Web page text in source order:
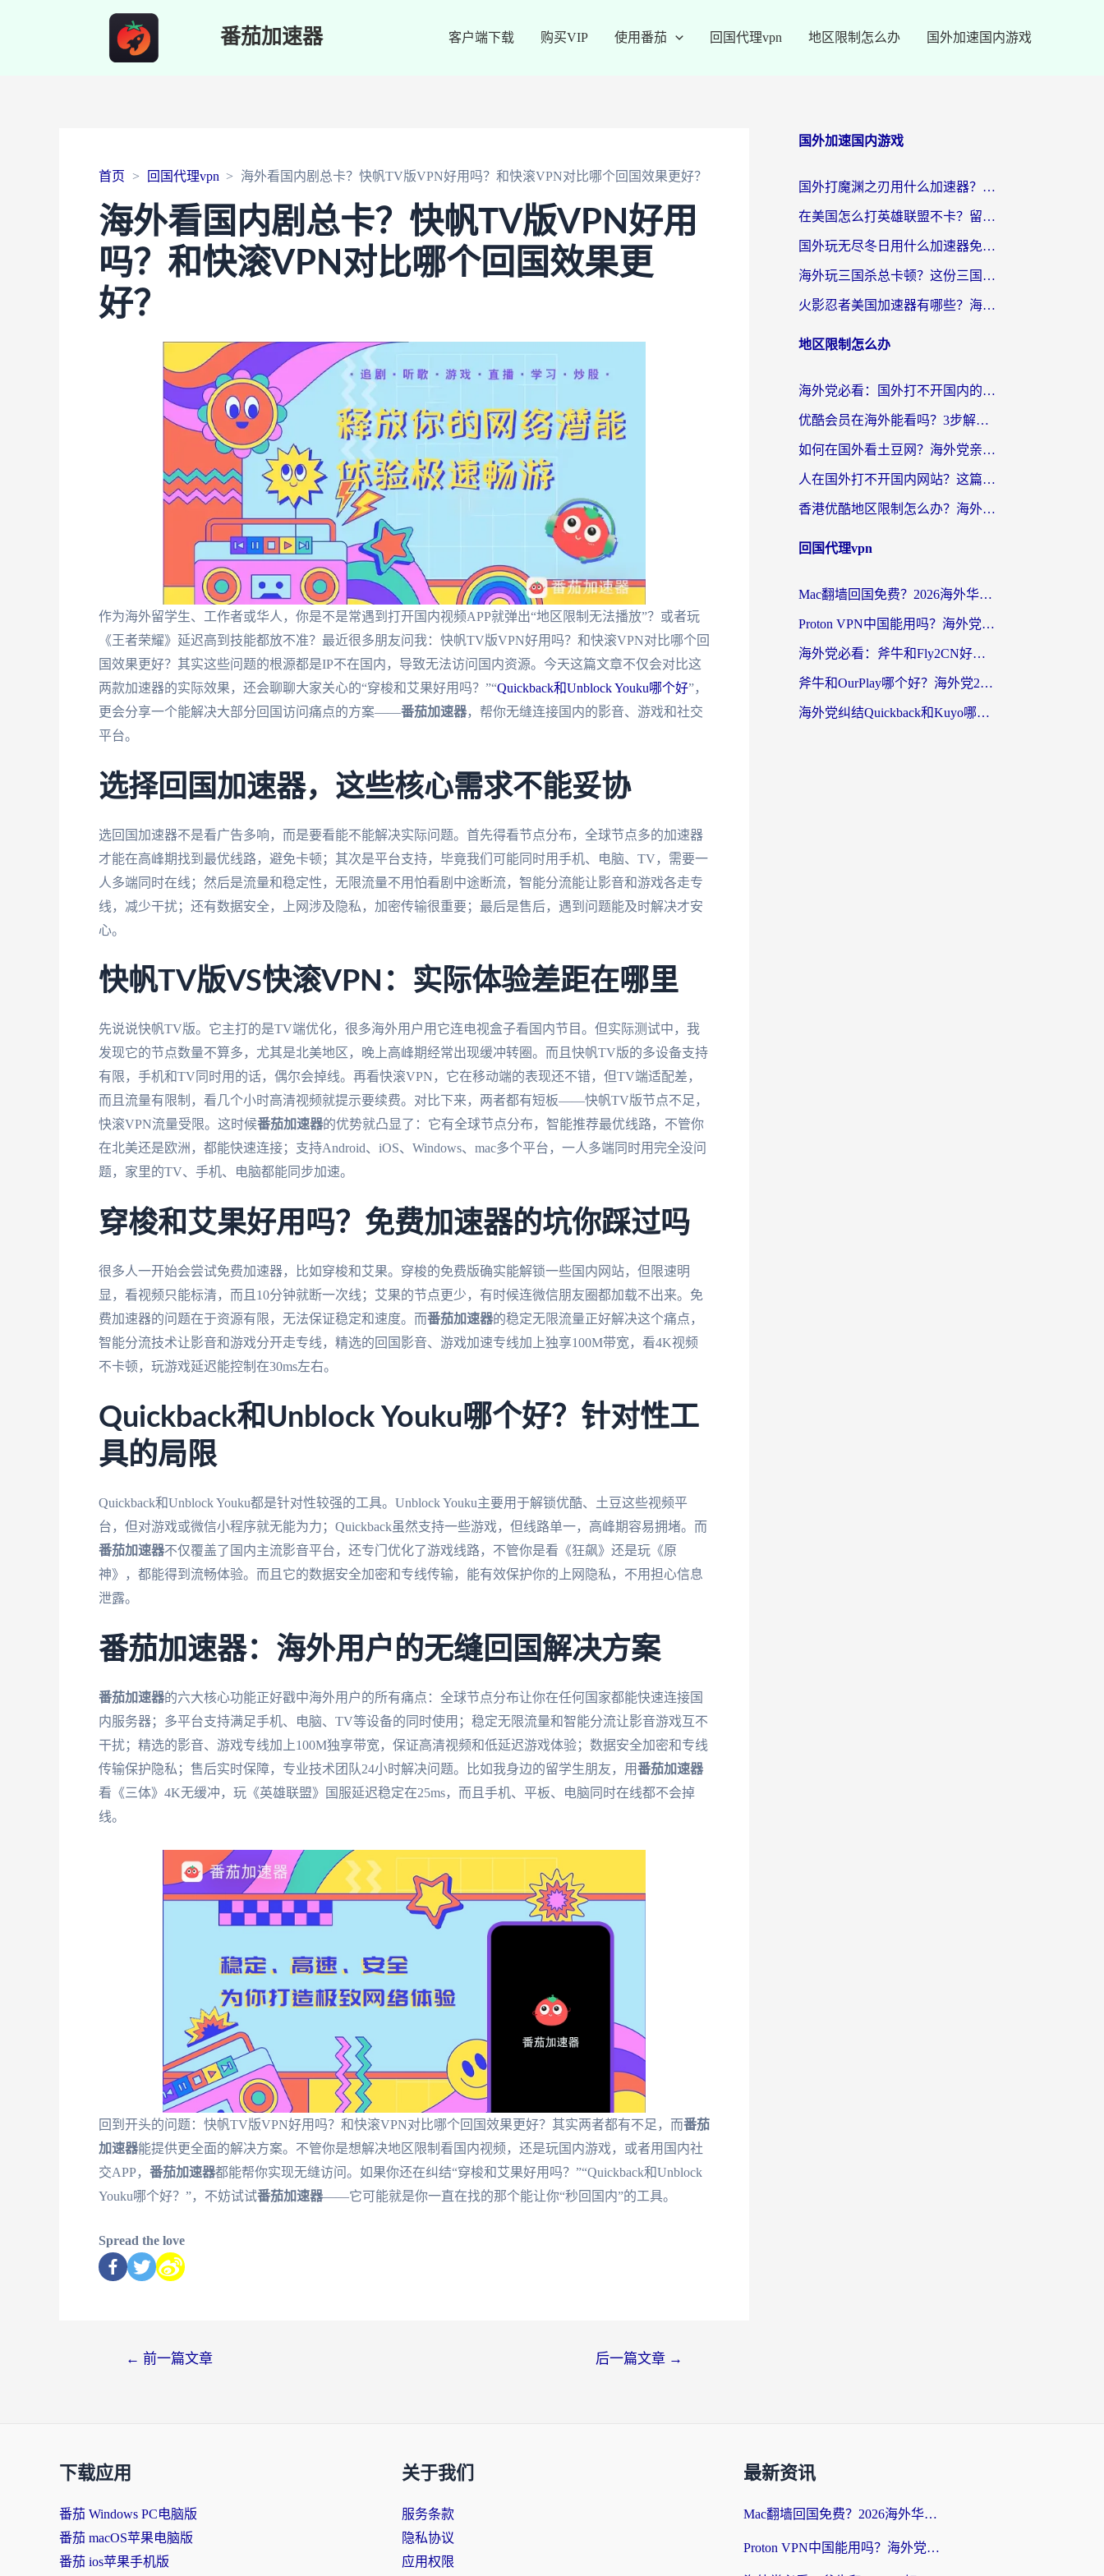
番茄加速器 客户端下载 购买VIP 使用番茄 回国代理vpn 地区限制怎么办 国外加速国内游戏
首页 回国代理vpn 海外看国内剧总卡？快帆TV版VPN好用吗？和快滚VPN对比哪个回国效果更好？
海外看国内剧总卡？快帆TV版VPN好用
吗？和快滚VPN对比哪个回国效果更
好？
作为海外留学生、工作者或华人，你是不是常遇到打开国内视频APP就弹出“地区限制无法播放”？或者玩
《王者荣耀》延迟高到技能都放不准？最近很多朋友问我：快帆TV版VPN好用吗？和快滚VPN对比哪个回
国效果更好？其实这些问题的根源都是IP不在国内，导致无法访问国内资源。今天这篇文章不仅会对比这
两款加速器的实际效果，还会聊聊大家关心的“穿梭和艾果好用吗？”“Quickback和Unblock Youku哪个好”，
更会分享一个能解决大部分回国访问痛点的方案——番茄加速器，帮你无缝连接国内的影音、游戏和社交
平台。
选择回国加速器，这些核心需求不能妥协
选回国加速器不是看广告多响，而是要看能不能解决实际问题。首先得看节点分布，全球节点多的加速器
才能在高峰期找到最优线路，避免卡顿；其次是平台支持，毕竟我们可能同时用手机、电脑、TV，需要一
人多端同时在线；然后是流量和稳定性，无限流量不用怕看剧中途断流，智能分流能让影音和游戏各走专
线，减少干扰；还有数据安全，上网涉及隐私，加密传输很重要；最后是售后，遇到问题能及时解决才安
心。
快帆TV版VS快滚VPN：实际体验差距在哪里
先说说快帆TV版。它主打的是TV端优化，很多海外用户用它连电视盒子看国内节目。但实际测试中，我
发现它的节点数量不算多，尤其是北美地区，晚上高峰期经常出现缓冲转圈。而且快帆TV版的多设备支持
有限，手机和TV同时用的话，偶尔会掉线。再看快滚VPN，它在移动端的表现还不错，但TV端适配差，
而且流量有限制，看几个小时高清视频就提示要续费。对比下来，两者都有短板——快帆TV版节点不足，
快滚VPN流量受限。这时候番茄加速器的优势就凸显了：它有全球节点分布，智能推荐最优线路，不管你
在北美还是欧洲，都能快速连接；支持Android、iOS、Windows、mac多个平台，一人多端同时用完全没问
题，家里的TV、手机、电脑都能同步加速。
穿梭和艾果好用吗？免费加速器的坑你踩过吗
很多人一开始会尝试免费加速器，比如穿梭和艾果。穿梭的免费版确实能解锁一些国内网站，但限速明
显，看视频只能标清，而且10分钟就断一次线；艾果的节点更少，有时候连微信朋友圈都加载不出来。免
费加速器的问题在于资源有限，无法保证稳定和速度。而番茄加速器的稳定无限流量正好解决这个痛点，
智能分流技术让影音和游戏分开走专线，精选的回国影音、游戏加速专线加上独享100M带宽，看4K视频
不卡顿，玩游戏延迟能控制在30ms左右。
Quickback和Unblock Youku哪个好？针对性工
具的局限
Quickback和Unblock Youku都是针对性较强的工具。Unblock Youku主要用于解锁优酷、土豆这些视频平
台，但对游戏或微信小程序就无能为力；Quickback虽然支持一些游戏，但线路单一，高峰期容易拥堵。而
番茄加速器不仅覆盖了国内主流影音平台，还专门优化了游戏线路，不管你是看《狂飙》还是玩《原
神》，都能得到流畅体验。而且它的数据安全加密和专线传输，能有效保护你的上网隐私，不用担心信息
泄露。
番茄加速器：海外用户的无缝回国解决方案
番茄加速器的六大核心功能正好戳中海外用户的所有痛点：全球节点分布让你在任何国家都能快速连接国
内服务器；多平台支持满足手机、电脑、TV等设备的同时使用；稳定无限流量和智能分流让影音游戏互不
干扰；精选的影音、游戏专线加上100M独享带宽，保证高清视频和低延迟游戏体验；数据安全加密和专线
传输保护隐私；售后实时保障，专业技术团队24小时解决问题。比如我身边的留学生朋友，用番茄加速器
看《三体》4K无缓冲，玩《英雄联盟》国服延迟稳定在25ms，而且手机、平板、电脑同时在线都不会掉
线。
回到开头的问题：快帆TV版VPN好用吗？和快滚VPN对比哪个回国效果更好？其实两者都有不足，而番茄
加速器能提供更全面的解决方案。不管你是想解决地区限制看国内视频，还是玩国内游戏，或者用国内社
交APP， 番茄加速器都能帮你实现无缝访问。如果你还在纠结“穿梭和艾果好用吗？”“Quickback和Unblock
Youku哪个好？”，不妨试试番茄加速器——它可能就是你一直在找的那个能让你“秒回国内”的工具。
Spread the love
← 前一篇文章 后一篇文章 →
国外加速国内游戏
国外打魔渊之刃用什么加速器？2026海外玩家国服游戏加速全攻略（附闪耀暖暖&复苏的魔女避坑指南）
在美国怎么打英雄联盟不卡？留学生亲测的国服游戏加速全攻略
国外玩无尽冬日用什么加速器免费？海外党国服游戏加速避坑指南
海外玩三国杀总卡顿？这份三国杀游戏加速器指南帮你告别延迟烦恼
火影忍者美国加速器有哪些？海外党亲测的国服游戏加速全攻略（含菲律宾玩三国之刃守望黎明技巧）
地区限制怎么办
海外党必看：国外打不开国内的app怎么办？3步解决你的乡愁
优酷会员在海外能看吗？3步解决海外追剧难题，附实测好用加速器推荐
如何在国外看土豆网？海外党亲测有效的追剧加速器选择指南
人在国外打不开国内网站？这篇攻略帮你无缝解锁国内资源（附交管12123使用技巧）
香港优酷地区限制怎么办？海外党亲测有效的追剧解决方案
回国代理vpn
Mac翻墙回国免费？2026海外华人亲测：从CCTV5直播到国内APP，这样选加速器才靠谱
Proton VPN中国能用吗？海外党选回国加速器的避坑指南（附番茄加速器实测）
海外党必看：斧牛和Fly2CN好用吗？3招教你选对回国加速器（附免费试用攻略）
斧牛和OurPlay哪个好？海外党2026亲测：选对加速器，国内资源秒加载
海外党纠结Quickback和Kuyo哪个好？选对回国加速器才能无缝刷国内资源
下载应用
番茄 Windows PC电脑版
番茄 macOS苹果电脑版
番茄 ios苹果手机版
关于我们
服务条款
隐私协议
应用权限
最新资讯
Mac翻墙回国免费？2026海外华人亲测：从CCTV5直播到国内APP，这样选加速器才靠谱
Proton VPN中国能用吗？海外党选回国加速器的避坑指南（附番茄加速器实测）